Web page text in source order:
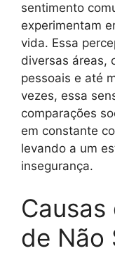
sentimento
experimentam
vida. Essa
diversas áreas,
pessoais e até
vezes, essa
comparações
em constante
levando a um
insegurança.
Causas
de Não